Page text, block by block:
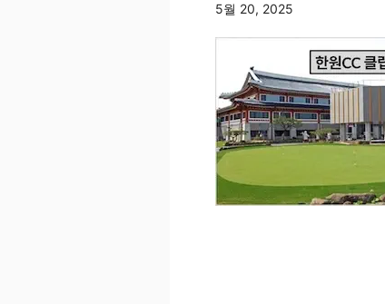
5월 20, 2025